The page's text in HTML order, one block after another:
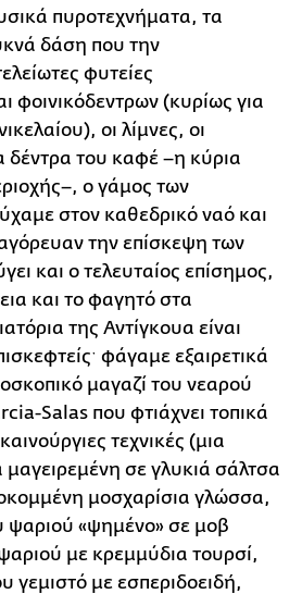
πυροτεχνήματα, τα
δάση που την
φυτείες
φοινικόδεντρων (κυρίως για
οι λίμνες, οι
δέντρα του καφέ –η κύρια
ο γάμος των
στον καθεδρικό ναό και
την επίσκεψη των
και ο τελευταίος επίσημος,
και το φαγητό στα
της Αντίγκουα είναι
φάγαμε εξαιρετικά
μαγαζί του νεαρού
Salas που φτιάχνει τοπικά
τεχνικές (μια
μαγειρεμένη σε γλυκιά σάλτσα
μοσχαρίσια γλώσσα,
ψαριού «ψημένο» σε μοβ
με κρεμμύδια τουρσί,
γεμιστό με εσπεριδοειδή,